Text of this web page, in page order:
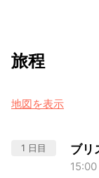
旅程
地図を表示
1 日目 ブリ